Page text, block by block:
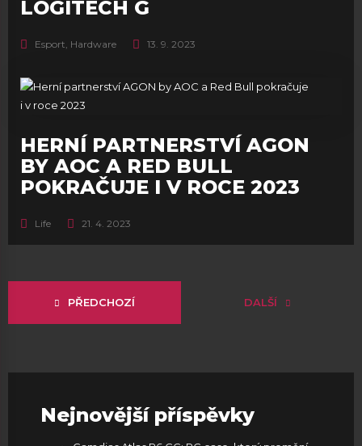
LOGITECH G
Esport, Hardware 13. 9. 2023
HERNÍ PARTNERSTVÍ AGON
BY AOC A RED BULL
POKRAČUJE I V ROCE 2023
Life 21. 4. 2023
PŘEDCHOZÍ DALŠÍ
Nejnovější příspěvky